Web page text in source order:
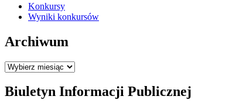
Konkursy
Wyniki konkursów
Archiwum
Archiwum
Biuletyn Informacji Publicznej